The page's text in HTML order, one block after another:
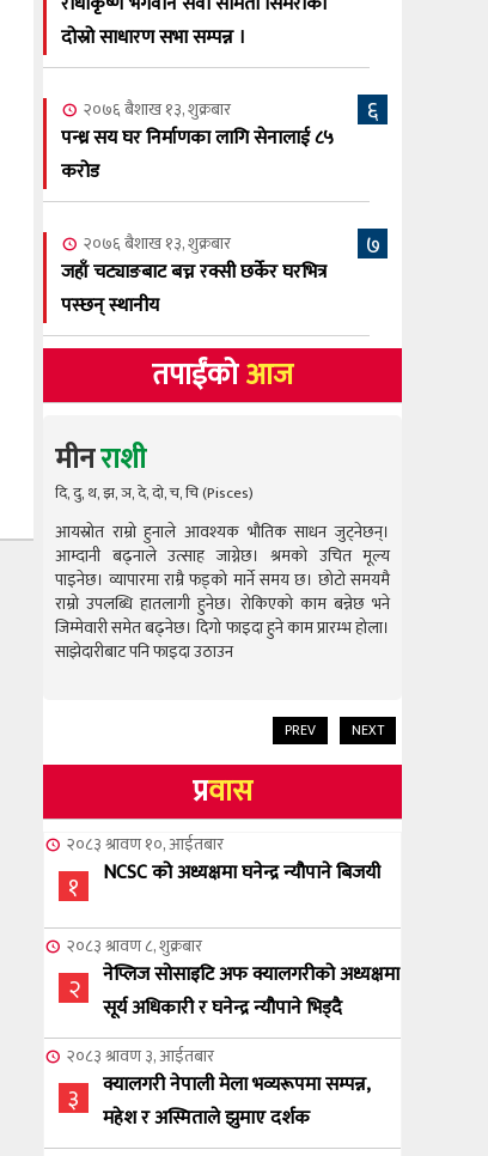
दोस्रो साधारण सभा सम्पन्न ।
२०७६ बैशाख १३, शुक्रबार
पन्ध्र सय घर निर्माणका लागि सेनालाई ८५
करोड
६
२०७६ बैशाख १३, शुक्रबार
जहाँ चट्याङबाट बच्न रक्सी छर्केर घरभित्र
पस्छन् स्थानीय
७
तपाईंकोआज
मीनराशी
दि, दु, थ, झ, ञ, दे, दो, च, चि (Pisces)
आयस्रोत राम्रो हुनाले आवश्यक भौतिक साधन जुट्नेछन्।
आम्दानी बढ्नाले उत्साह जाग्नेछ। श्रमको उचित मूल्य
पाइनेछ। व्यापारमा राम्रै फड्को मार्ने समय छ। छोटो समयमै
राम्रो उपलब्धि हातलागी हुनेछ। रोकिएको काम बन्नेछ भने
जिम्मेवारी समेत बढ्नेछ। दिगो फाइदा हुने काम प्रारम्भ होला।
साझेदारीबाट पनि फाइदा उठाउन
PREV NEXT
प्रवास
२०८३ श्रावण १०, आईतबार
१ NCSC को अध्यक्षमा घनेन्द्र न्यौपाने बिजयी
२०८३ श्रावण ८, शुक्रबार
२
नेप्लिज सोसाइटि अफ क्यालगरीको अध्यक्षमा
सूर्य अधिकारी र घनेन्द्र न्यौपाने भिड्दै
२०८३ श्रावण ३, आईतबार
३
क्यालगरी नेपाली मेला भव्यरूपमा सम्पन्न,
महेश र अस्मिताले झुमाए दर्शक